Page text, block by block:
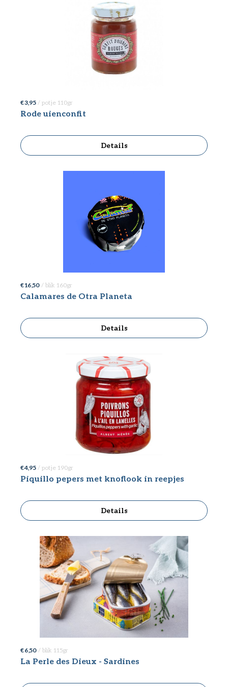
€ 3,95 / potje 110gr
Rode uienconfit
Details
€ 16,50 / blik 160gr
Calamares de Otra Planeta
Details
€ 4,95 / potje 190gr
Piquillo pepers met knoflook in reepjes
Details
€ 6,50 / blik 115gr
La Perle des Dieux - Sardines